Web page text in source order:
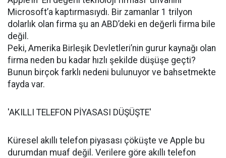
Microsoft’a kaptırmasıydı. Bir zamanlar 1 trilyon
dolarlık olan firma şu an ABD’deki en değerli firma bile
değil.
Peki, Amerika Birleşik Devletleri’nin gurur kaynağı olan
firma neden bu kadar hızlı şekilde düşüşe geçti?
Bunun birçok farklı nedeni bulunuyor ve bahsetmekte
fayda var.
'AKILLI TELEFON PİYASASI DÜŞÜŞTE'
Küresel akıllı telefon piyasası çöküşte ve Apple bu
durumdan muaf değil. Verilere göre akıllı telefon